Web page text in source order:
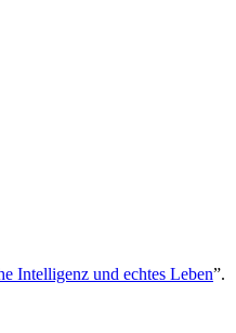
Intelligenz und echtes Leben”.